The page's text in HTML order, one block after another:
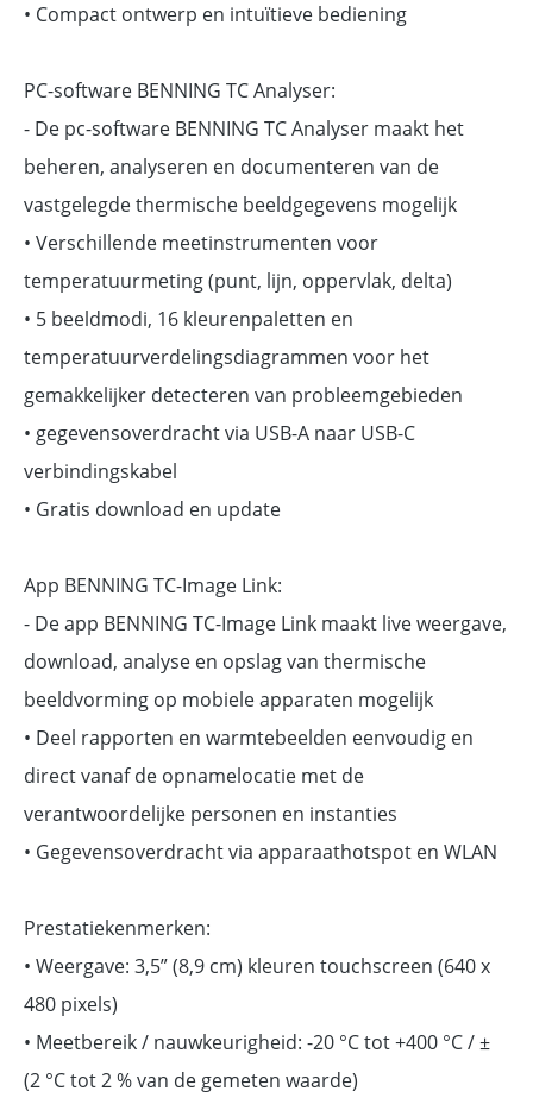
• Compact ontwerp en intuïtieve bediening
PC-software BENNING TC Analyser:
- De pc-software BENNING TC Analyser maakt het
beheren, analyseren en documenteren van de
vastgelegde thermische beeldgegevens mogelijk
• Verschillende meetinstrumenten voor
temperatuurmeting (punt, lijn, oppervlak, delta)
• 5 beeldmodi, 16 kleurenpaletten en
temperatuurverdelingsdiagrammen voor het
gemakkelijker detecteren van probleemgebieden
• gegevensoverdracht via USB-A naar USB-C
verbindingskabel
• Gratis download en update
App BENNING TC-Image Link:
- De app BENNING TC-Image Link maakt live weergave,
download, analyse en opslag van thermische
beeldvorming op mobiele apparaten mogelijk
• Deel rapporten en warmtebeelden eenvoudig en
direct vanaf de opnamelocatie met de
verantwoordelijke personen en instanties
• Gegevensoverdracht via apparaathotspot en WLAN
Prestatiekenmerken:
• Weergave: 3,5” (8,9 cm) kleuren touchscreen (640 x
480 pixels)
• Meetbereik / nauwkeurigheid: -20 °C tot +400 °C / ±
(2 °C tot 2 % van de gemeten waarde)